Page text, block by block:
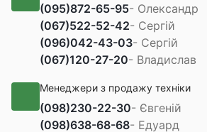
(095)872-65-95- Олександр
(067)522-52-42- Сергій
(096)042-43-03- Сергій
(067)120-27-20- Владислав
Менеджери з продажу техніки
(098)230-22-30- Євгеній
(098)638-68-68- Едуард